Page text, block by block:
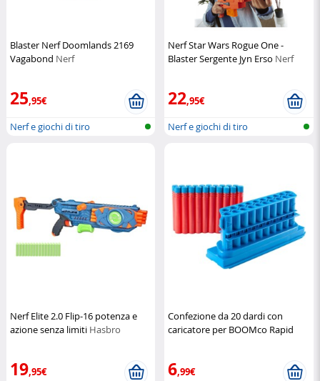
Blaster Nerf Doomlands 2169
Vagabond Nerf
25,95€
Nerf e giochi di tiro
Nerf Star Wars Rogue One -
Blaster Sergente Jyn Erso Nerf
22,95€
Nerf e giochi di tiro
Nerf Elite 2.0 Flip-16 potenza e
azione senza limiti Hasbro
19,95€
Confezione da 20 dardi con
caricatore per BOOMco Rapid
6,99€